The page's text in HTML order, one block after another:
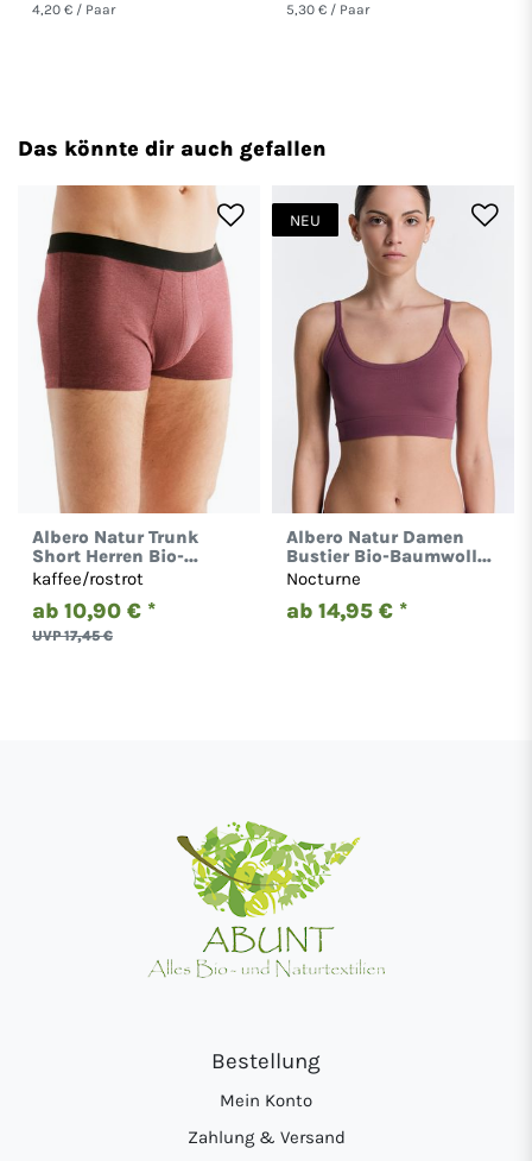
4,20 € / Paar 5,30 € / Paar
Das könnte dir auch gefallen
Albero Natur Trunk
Short Herren Bio-
Baumwolle Gestreift
kaffee/rostrot
UVP 17,45 €
ab 10,90 € *
NEU
Albero Natur Damen
Bustier Bio-Baumwolle
Sport BH Unterhemd
Nocturne
ab 14,95 € *
Bestellung
Mein Konto
Zahlung & Versand